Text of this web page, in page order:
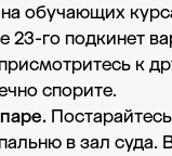
обучающих
23-го подкинет
к
спорите.
в зал суда.